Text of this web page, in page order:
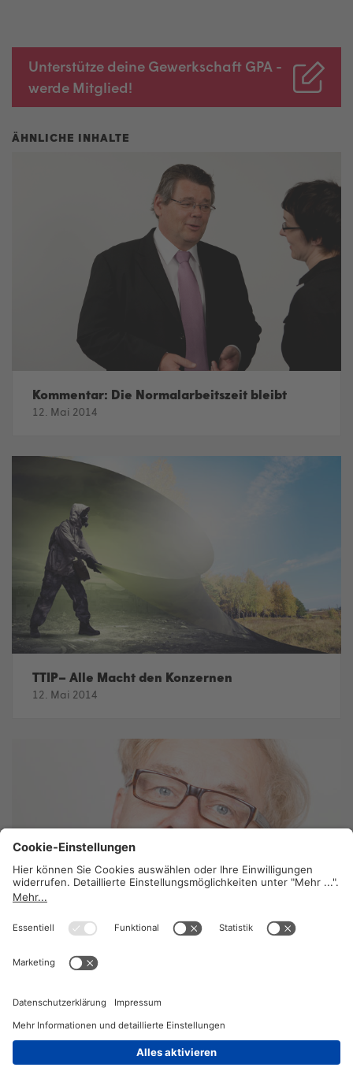
Unterstütze deine Gewerkschaft GPA -
werde Mitglied!
Kommentar: Die Normalarbeitszeit bleibt
12. Mai 2014
TTIP– Alle Macht den Konzernen
12. Mai 2014
12. Mai 2014